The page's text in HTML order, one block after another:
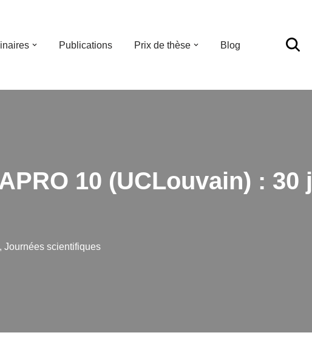
Publications Prix de thèse Blog
10 (UCLouvain) : 30
, Journées scientifiques